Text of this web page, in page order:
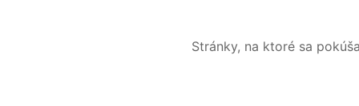
Stránky, na ktoré sa